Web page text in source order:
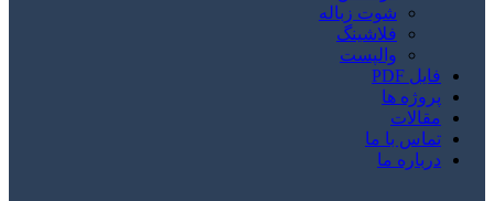
شوت زباله
فلاشینگ
والپست
فایل PDF
پروژه ها
مقالات
تماس با ما
درباره ما